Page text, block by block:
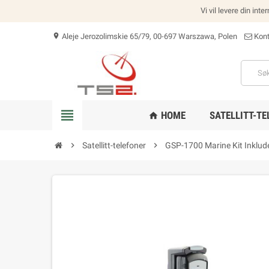
Vi vil levere din
location_on Aleje Jerozolimskie 65/79, 00-697 Warszawa, Polen
view_headline home HOME SATELLITT-
chevron_right Satellitt-telefoner chevron_right GSP-1700 Marine Kit